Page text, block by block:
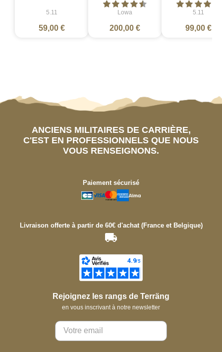
5.11
59,00 €
Lowa
200,00 €
5.11
99,00 €
ANCIENS MILITAIRES DE CARRIÈRE,
C'EST EN PROFESSIONNELS QUE NOUS
VOUS RENSEIGNONS.
Paiement sécurisé
Livraison offerte à partir de 60€ d'achat (France et Belgique)
Rejoignez les rangs de Terräng
en vous inscrivant à notre newsletter